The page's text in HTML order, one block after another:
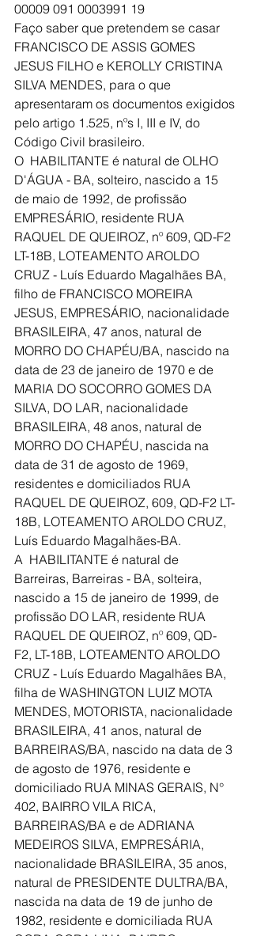
00009 091 0003991 19
Faço saber que pretendem se casar
FRANCISCO DE ASSIS GOMES
JESUS FILHO e KEROLLY CRISTINA
SILVA MENDES, para o que
apresentaram os documentos exigidos
pelo artigo 1.525, nºs I, III e IV, do
Código Civil brasileiro.
O  HABILITANTE é natural de OLHO
D'ÁGUA - BA, solteiro, nascido a 15
de maio de 1992, de profissão
EMPRESÁRIO, residente RUA
RAQUEL DE QUEIROZ, nº 609, QD-F2
LT-18B, LOTEAMENTO AROLDO
CRUZ - Luís Eduardo Magalhães BA,
filho de FRANCISCO MOREIRA
JESUS, EMPRESÁRIO, nacionalidade
BRASILEIRA, 47 anos, natural de
MORRO DO CHAPÉU/BA, nascido na
data de 23 de janeiro de 1970 e de
MARIA DO SOCORRO GOMES DA
SILVA, DO LAR, nacionalidade
BRASILEIRA, 48 anos, natural de
MORRO DO CHAPÉU, nascida na
data de 31 de agosto de 1969,
residentes e domiciliados RUA
RAQUEL DE QUEIROZ, 609, QD-F2 LT-
18B, LOTEAMENTO AROLDO CRUZ,
Luís Eduardo Magalhães-BA.
A  HABILITANTE é natural de
Barreiras, Barreiras - BA, solteira,
nascido a 15 de janeiro de 1999, de
profissão DO LAR, residente RUA
RAQUEL DE QUEIROZ, nº 609, QD-
F2, LT-18B, LOTEAMENTO AROLDO
CRUZ - Luís Eduardo Magalhães BA,
filha de WASHINGTON LUIZ MOTA
MENDES, MOTORISTA, nacionalidade
BRASILEIRA, 41 anos, natural de
BARREIRAS/BA, nascido na data de 3
de agosto de 1976, residente e
domiciliado RUA MINAS GERAIS, N°
402, BAIRRO VILA RICA,
BARREIRAS/BA e de ADRIANA
MEDEIROS SILVA, EMPRESÁRIA,
nacionalidade BRASILEIRA, 35 anos,
natural de PRESIDENTE DULTRA/BA,
nascida na data de 19 de junho de
1982, residente e domiciliada RUA